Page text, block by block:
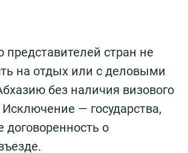
представителей стран не
на отдых или с деловыми
без наличия визового
— государства,
договоренность о